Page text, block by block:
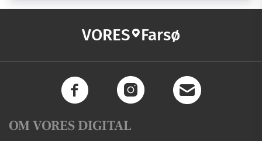
VORES Farsø
OM VORES DIGITAL